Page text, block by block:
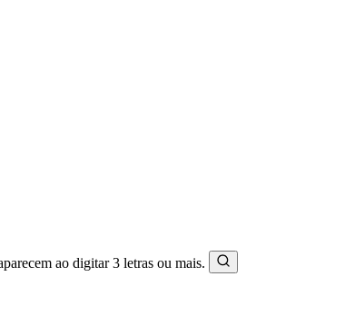
ao digitar 3 letras ou mais.